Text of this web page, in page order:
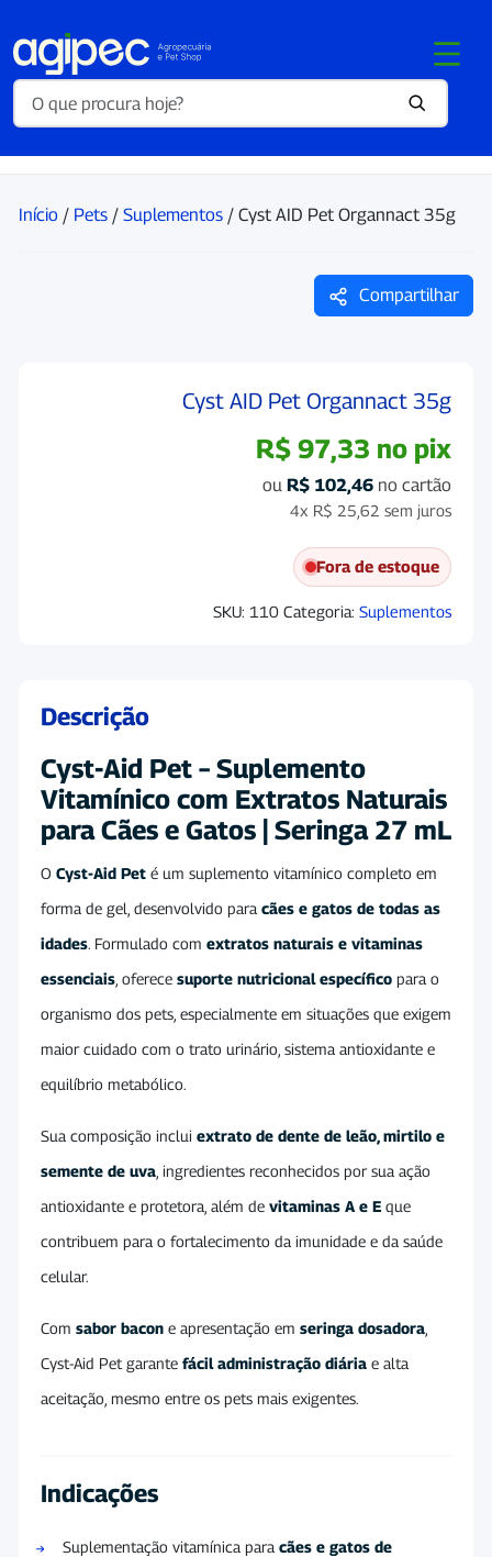
Início / Pets / Suplementos / Cyst AID Pet Organnact 35g
Compartilhar
Cyst AID Pet Organnact 35g
R$ 97,33 no pix
ou R$ 102,46 no cartão
4x R$ 25,62 sem juros
Fora de estoque
SKU: 110 Categoria: Suplementos
Descrição
Cyst-Aid Pet – Suplemento
Vitamínico com Extratos Naturais
para Cães e Gatos | Seringa 27 mL
O Cyst-Aid Pet é um suplemento vitamínico completo em
forma de gel, desenvolvido para cães e gatos de todas as
idades. Formulado com extratos naturais e vitaminas
essenciais , oferece suporte nutricional específico para o
organismo dos pets, especialmente em situações que exigem
maior cuidado com o trato urinário, sistema antioxidante e
equilíbrio metabólico.
Sua composição inclui extrato de dente de leão, mirtilo e
semente de uva , ingredientes reconhecidos por sua ação
antioxidante e protetora, além de vitaminas A e E que
contribuem para o fortalecimento da imunidade e da saúde
celular.
Com sabor bacon e apresentação em seringa dosadora
Cyst-Aid Pet garante fácil administração diária e alta
aceitação, mesmo entre os pets mais exigentes.
Indicações
Suplementação vitamínica para cães e gatos de